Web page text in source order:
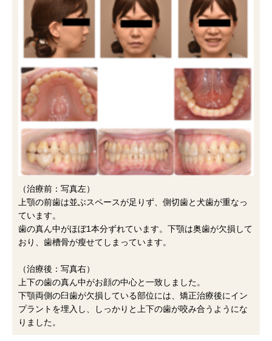
（治療前：写真左）
上顎の前歯は並ぶスペースが足りず、側切歯と犬歯が重なっ
ています。
歯の真ん中がほぼ1本分ずれています。下顎は奥歯が欠損して
おり、歯槽骨が瘦せてしまっています。
（治療後：写真右）
上下の歯の真ん中がお顔の中心と一致しました。
下顎両側の臼歯が欠損している部位には、矯正治療後にイン
プラントを埋入し、しっかりと上下の歯が咬み合うようにな
りました。